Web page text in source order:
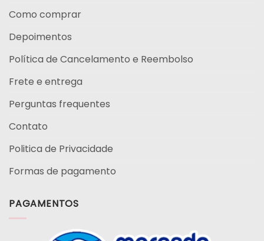
Como comprar
Depoimentos
Política de Cancelamento e Reembolso
Frete e entrega
Perguntas frequentes
Contato
Politica de Privacidade
Formas de pagamento
PAGAMENTOS